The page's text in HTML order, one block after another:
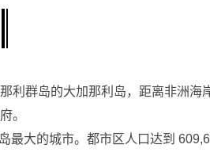
利群岛的大加那利岛，距离非洲海
。
大的城市。都市区人口达到